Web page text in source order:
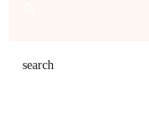
search